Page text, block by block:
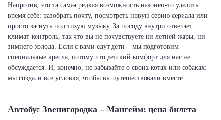
Напротив, это та самая редкая возможность наконец-то уделить
время себе: разобрать почту, посмотреть новую серию сериала или
просто заснуть под тихую музыку. За погоду внутри отвечает
климат-контроль, так что вы не почувствуете ни летней жары, ни
зимнего холода. Если с вами едут дети – мы подготовим
специальные кресла, потому что детский комфорт для нас не
обсуждается. И, конечно, не забывайте о своих котах или собаках:
мы создали все условия, чтобы вы путешествовали вместе.
Автобус Звенигородка – Мангейм: цена билета